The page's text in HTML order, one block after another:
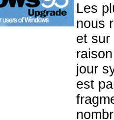
Les
nous
et sur
jour
est